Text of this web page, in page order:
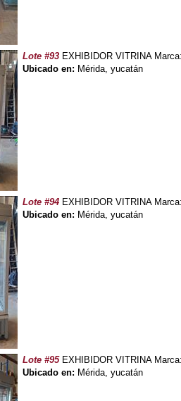
Lote #93 EXHIBIDOR VITRINA
Ubicado en: Mérida, yucatán
Lote #94 EXHIBIDOR VITRINA
Ubicado en: Mérida, yucatán
Lote #95EXHIBIDOR VITRINA
Ubicado en: Mérida, yucatán